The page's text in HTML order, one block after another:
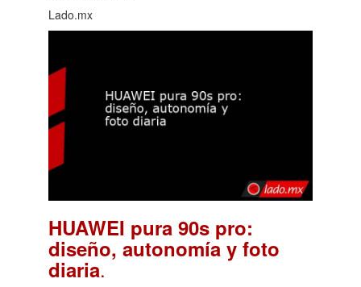
Lado.mx
HUAWEI pura 90s pro:
diseño, autonomía y foto
diaria.